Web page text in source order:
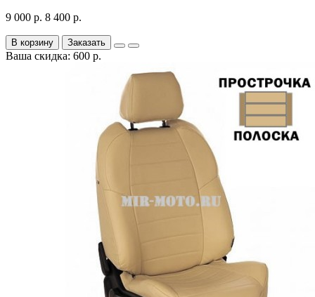
9 000 р. 8 400 р.
В корзину Заказать
Ваша скидка: 600 р.